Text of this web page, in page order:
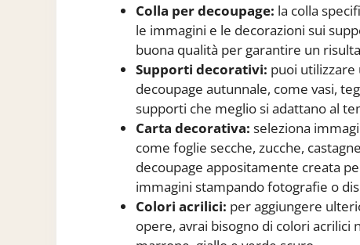
Colla per decoupage: la colla
le immagini e le decorazioni sui
buona qualità per garantire un
Supporti decorativi: puoi utilizzare
decoupage autunnale, come vasi,
supporti che meglio si adattano al
Carta decorativa: seleziona
come foglie secche, zucche,
decoupage appositamente creata
immagini stampando fotografie o
Colori acrilici: per aggiungere
opere, avrai bisogno di colori acrilici